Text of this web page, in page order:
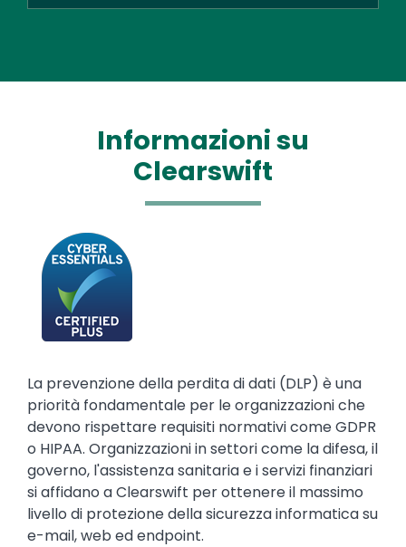
Informazioni su
Clearswift
Media
Image
Text
La prevenzione della perdita di dati (DLP) è una
priorità fondamentale per le organizzazioni che
devono rispettare requisiti normativi come GDPR
o HIPAA. Organizzazioni in settori come la difesa, il
governo, l'assistenza sanitaria e i servizi finanziari
si affidano a Clearswift per ottenere il massimo
livello di protezione della sicurezza informatica su
e-mail, web ed endpoint.